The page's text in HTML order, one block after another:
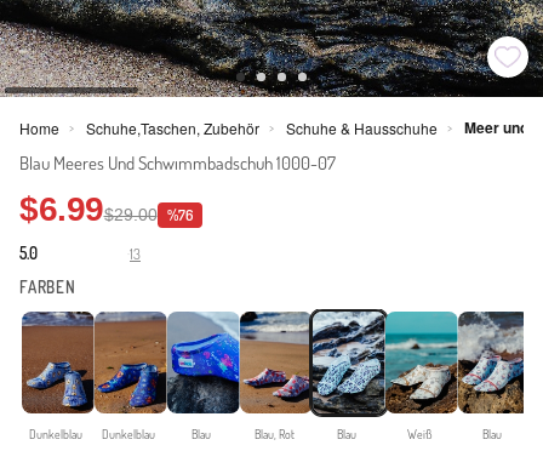
Home > Schuhe,Taschen, Zubehör > Schuhe & Hausschuhe > Meer und
Blau Meeres Und Schwımmbadschuh 1000-07
$6.99$29.00 %76
5.0 13
FARBEN
Dunkelblau Dunkelblau Blau Blau, Rot Blau Weiß Blau